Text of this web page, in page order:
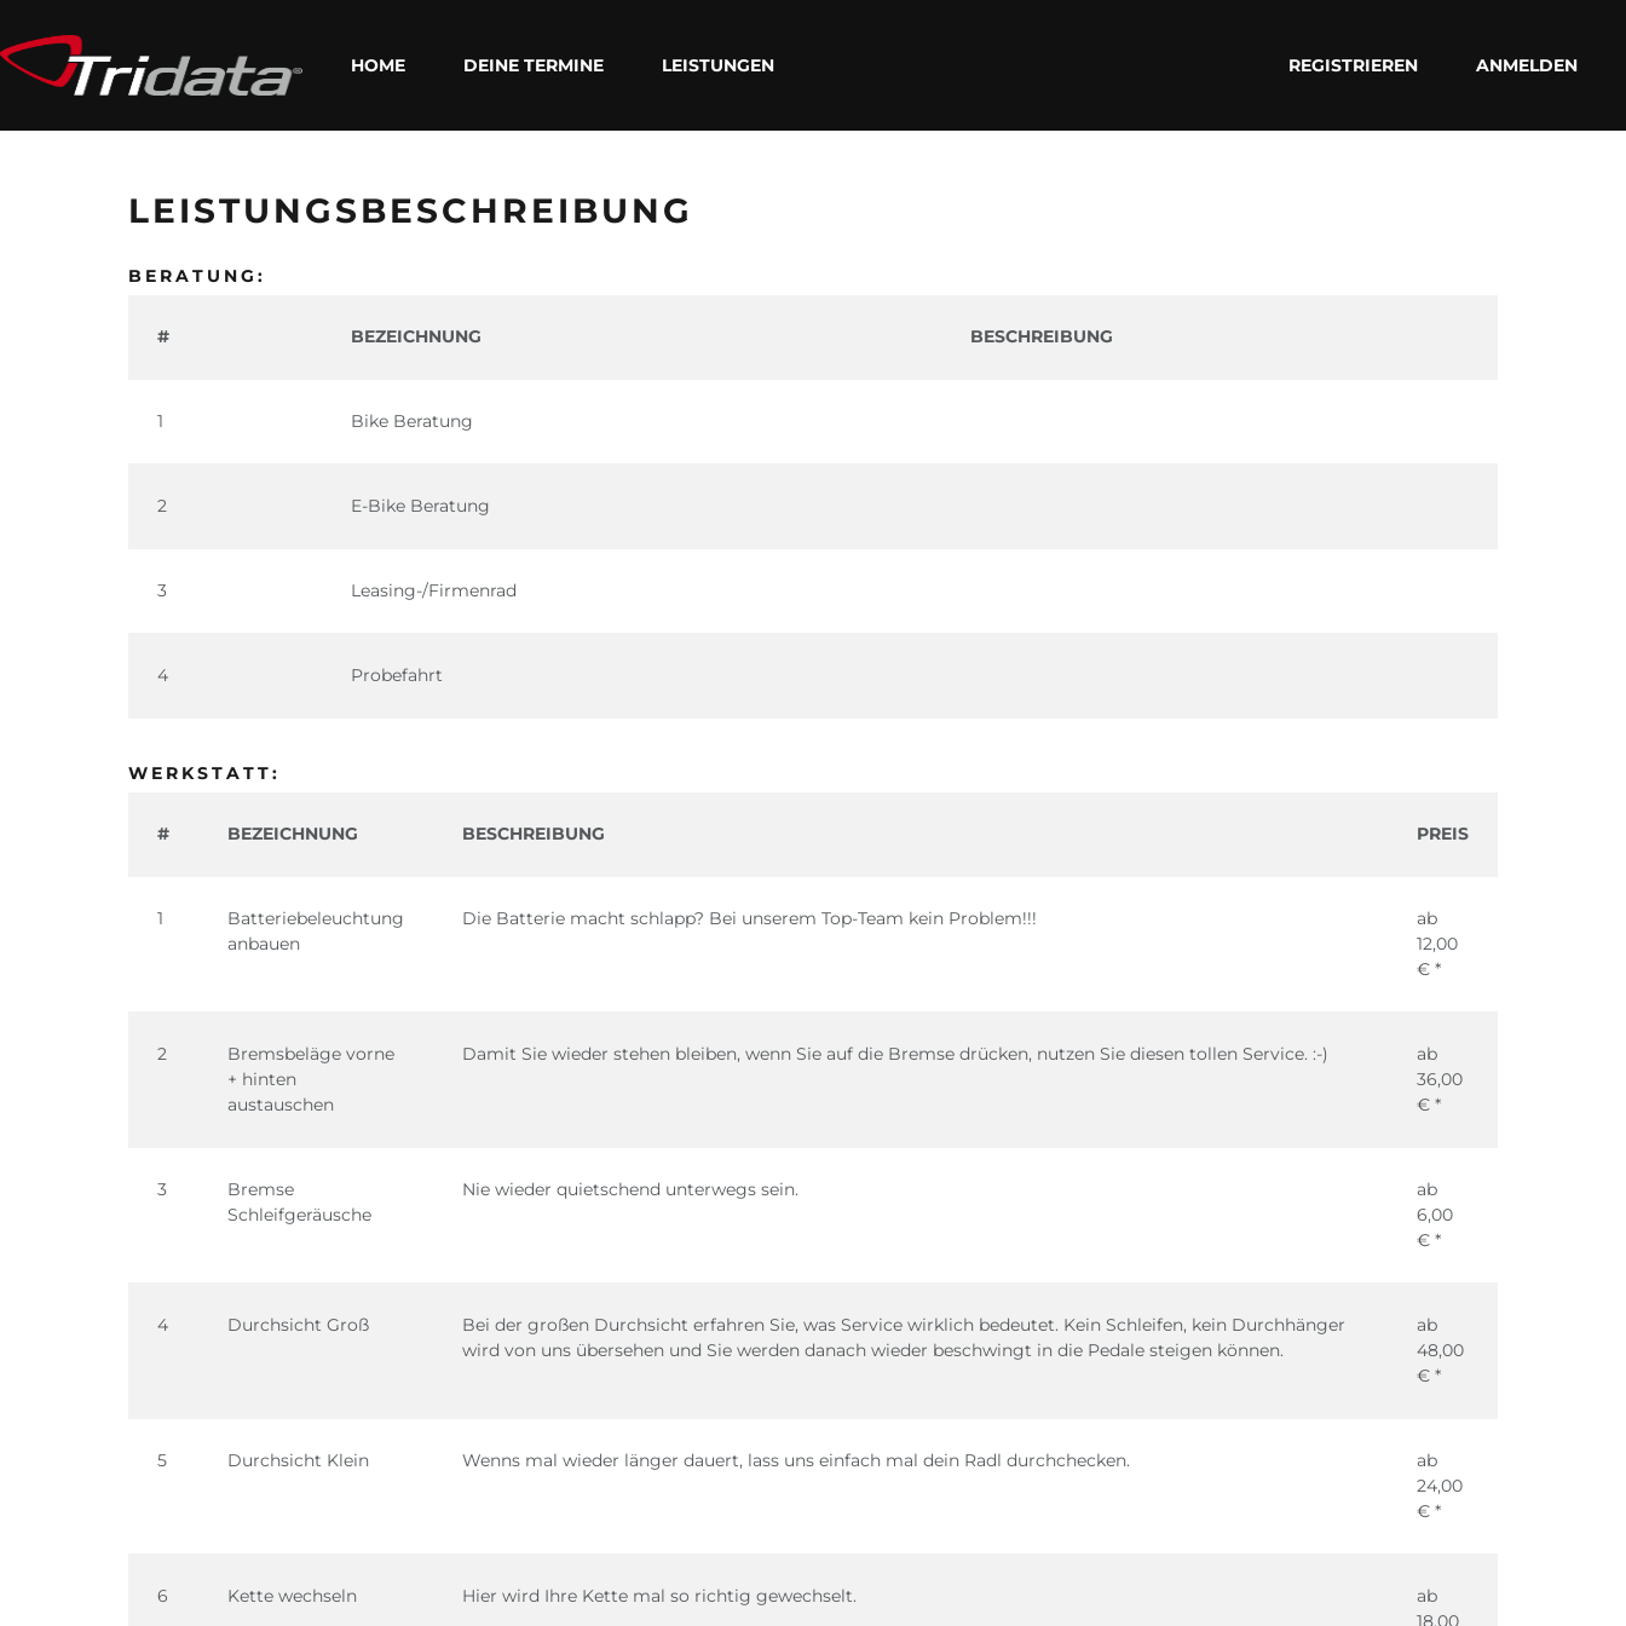
HOME DEINE TERMINE LEISTUNGEN REGISTRIEREN ANMELDEN
LEISTUNGSBESCHREIBUNG
BERATUNG:
# BEZEICHNUNG BESCHREIBUNG
1 Bike Beratung
2 E-Bike Beratung
3 Leasing-/Firmenrad
4 Probefahrt
WERKSTATT:
# BEZEICHNUNG BESCHREIBUNG PREIS
1
Batteriebeleuchtung
anbauen
Die Batterie macht schlapp? Bei unserem Top-Team kein Problem!!!
ab
12,00
€ *
2
Bremsbeläge vorne
+ hinten
austauschen
Damit Sie wieder stehen bleiben, wenn Sie auf die Bremse drücken, nutzen Sie diesen tollen Service. :-)
ab
36,00
€ *
3
Bremse
Schleifgeräusche
Nie wieder quietschend unterwegs sein.
ab
6,00
€ *
4 Durchsicht Groß
Bei der großen Durchsicht erfahren Sie, was Service wirklich bedeutet. Kein Schleifen, kein Durchhänger
wird von uns übersehen und Sie werden danach wieder beschwingt in die Pedale steigen können.
ab
48,00
€ *
5 Durchsicht Klein Wenns mal wieder länger dauert, lass uns einfach mal dein Radl durchchecken.
ab
24,00
€ *
6 Kette wechseln Hier wird Ihre Kette mal so richtig gewechselt.
ab
18,00